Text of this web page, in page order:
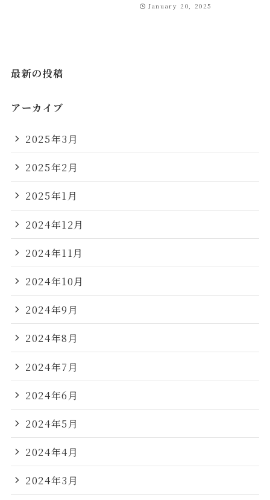
January 20, 2025
最新の投稿
アーカイブ
2025年3月
2025年2月
2025年1月
2024年12月
2024年11月
2024年10月
2024年9月
2024年8月
2024年7月
2024年6月
2024年5月
2024年4月
2024年3月